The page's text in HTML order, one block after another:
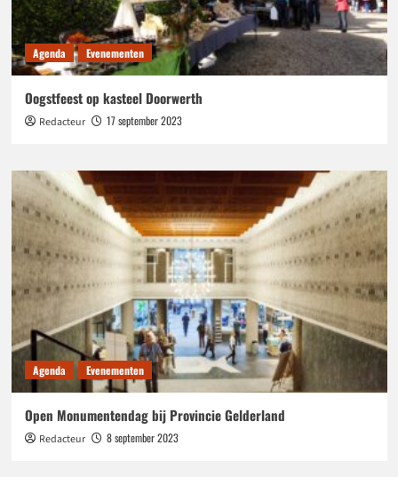
Agenda Evenementen
Oogstfeest op kasteel Doorwerth
Redacteur 17 september 2023
Agenda Evenementen
Open Monumentendag bij Provincie Gelderland
Redacteur 8 september 2023